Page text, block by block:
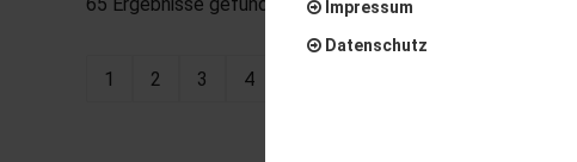
1 2 3 4
Impressum
Datenschutz